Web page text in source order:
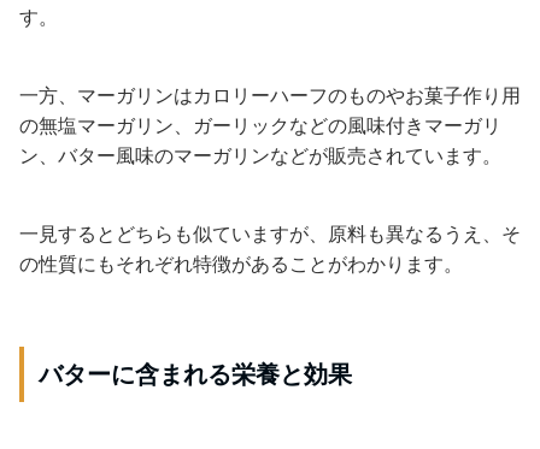
す。
一方、マーガリンはカロリーハーフのものやお菓子作り用
の無塩マーガリン、ガーリックなどの風味付きマーガリ
ン、バター風味のマーガリンなどが販売されています。
一見するとどちらも似ていますが、原料も異なるうえ、そ
の性質にもそれぞれ特徴があることがわかります。
バターに含まれる栄養と効果